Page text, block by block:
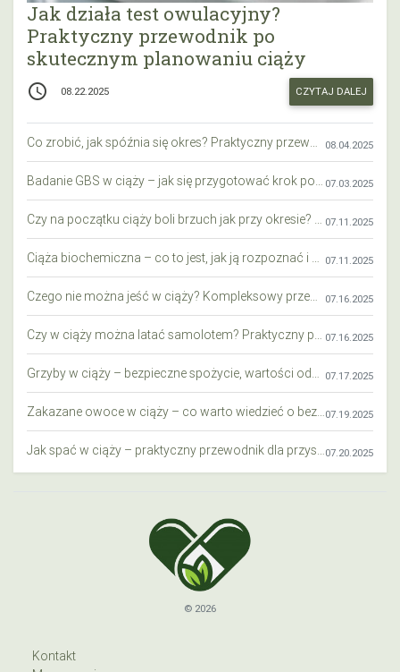
Jak działa test owulacyjny?
Praktyczny przewodnik po
skutecznym planowaniu ciąży
access_time 08.22.2025 CZYTAJ DALEJ
08.04.2025
07.03.2025
07.11.2025
07.11.2025
07.16.2025
07.16.2025
07.17.2025
07.19.2025
07.20.2025
© 2026
Kontakt